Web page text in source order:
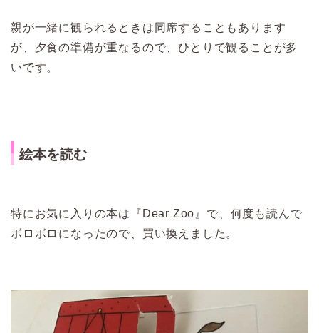
親が一緒に観られるときは同席することもあります
が、夕食の準備が重なるので、ひとりで観ることが多
いです。
絵本を読む
特にお気に入りの本は『Dear Zoo』で、何度も読んで
ボロボロになったので、買い換えました。